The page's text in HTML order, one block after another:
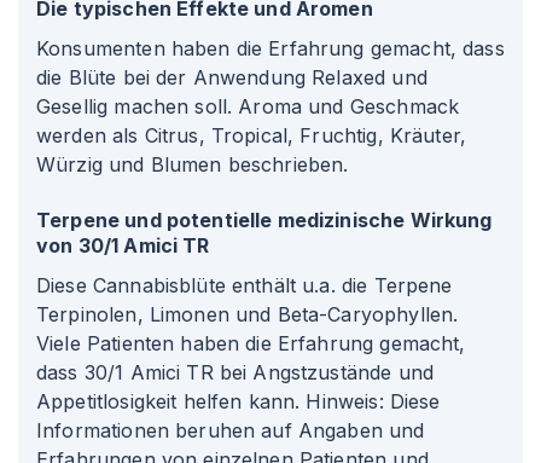
Die typischen Effekte und Aromen
Konsumenten haben die Erfahrung gemacht, dass
die Blüte bei der Anwendung Relaxed und
Gesellig machen soll. Aroma und Geschmack
werden als Citrus, Tropical, Fruchtig, Kräuter,
Würzig und Blumen beschrieben.
Terpene und potentielle medizinische Wirkung
von 30/1 Amici TR
Diese Cannabisblüte enthält u.a. die Terpene
Terpinolen, Limonen und Beta-Caryophyllen.
Viele Patienten haben die Erfahrung gemacht,
dass 30/1 Amici TR bei Angstzustände und
Appetitlosigkeit helfen kann. Hinweis: Diese
Informationen beruhen auf Angaben und